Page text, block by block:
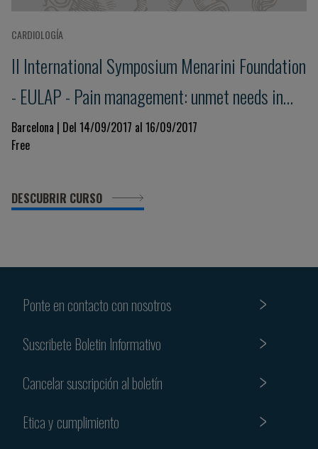
CARDIOLOGÍA
II International Symposium Menarini Foundation
- EULAP - Pain management: unmet needs in
acute pain
Barcelona | Del 14/09/2017 al 16/09/2017
Free
DESCUBRIR CURSO
Ponte en contacto con nosotros
Suscribete Boletin Informativo
Cancelar suscripción al boletín
Etica y cumplimiento